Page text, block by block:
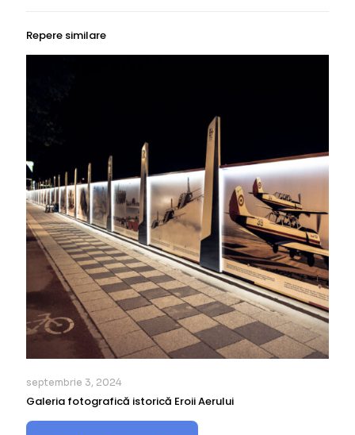
Repere similare
septembrie 3, 2024
Galeria fotografică istorică Eroii Aerului